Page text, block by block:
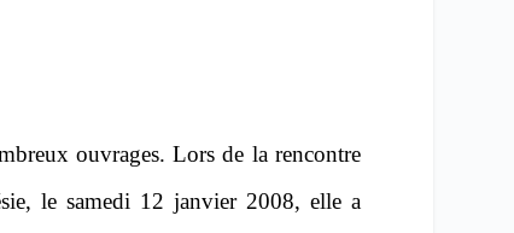
ouvrages. Lors de la rencontre
le samedi 12 janvier 2008, elle a